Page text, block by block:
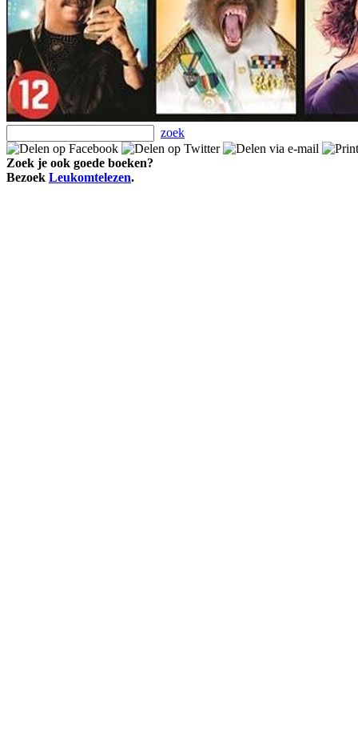
zoek
Zoek je ook goede boeken?
Bezoek Leukomtelezen.